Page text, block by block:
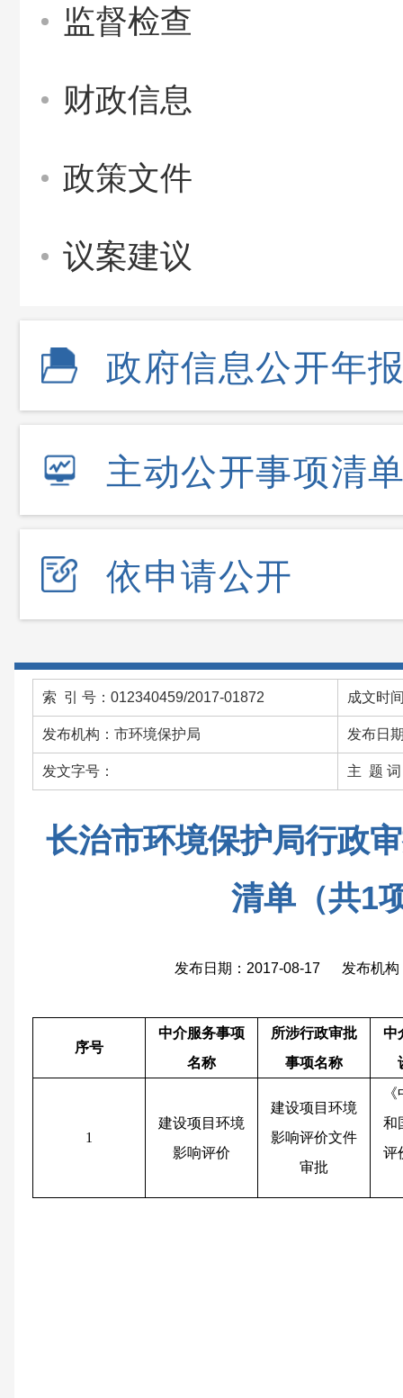
监督检查
财政信息
政策文件
议案建议
政府信息公开年
主动公开事项清
依申请公开
索 引 号：012340459/2017-01872 成文时
发布机构：市环境保护局 发布日
发文字号： 主 题 词
长治市环境保护局行政
清单（共1
发布日期：2017-08-17 发布机构
序号
中介服务事项
名称
所涉行政审批
事项名称
中
1
建设项目环境
影响评价
建设项目环境
影响评价文件
审批
和
评